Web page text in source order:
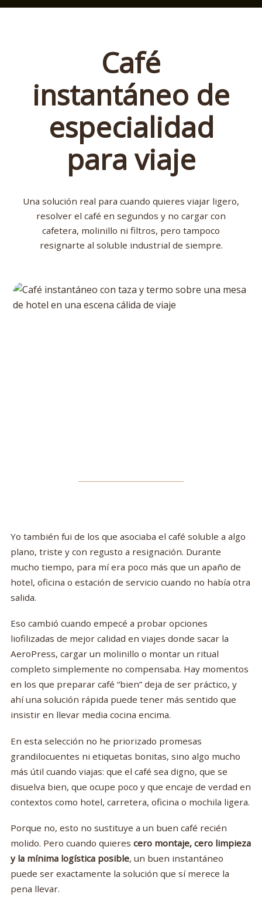
Café
instantáneo de
especialidad
para viaje
Una solución real para cuando quieres viajar ligero,
resolver el café en segundos y no cargar con
cafetera, molinillo ni filtros, pero tampoco
resignarte al soluble industrial de siempre.
Yo también fui de los que asociaba el café soluble a algo
plano, triste y con regusto a resignación. Durante
mucho tiempo, para mí era poco más que un apaño de
hotel, oficina o estación de servicio cuando no había otra
salida.
Eso cambió cuando empecé a probar opciones
liofilizadas de mejor calidad en viajes donde sacar la
AeroPress, cargar un molinillo o montar un ritual
completo simplemente no compensaba. Hay momentos
en los que preparar café “bien” deja de ser práctico, y
ahí una solución rápida puede tener más sentido que
insistir en llevar media cocina encima.
En esta selección no he priorizado promesas
grandilocuentes ni etiquetas bonitas, sino algo mucho
más útil cuando viajas: que el café sea digno, que se
disuelva bien, que ocupe poco y que encaje de verdad en
contextos como hotel, carretera, oficina o mochila ligera.
Porque no, esto no sustituye a un buen café recién
molido. Pero cuando quieres cero montaje, cero limpieza
y la mínima logística posible, un buen instantáneo
puede ser exactamente la solución que sí merece la
pena llevar.